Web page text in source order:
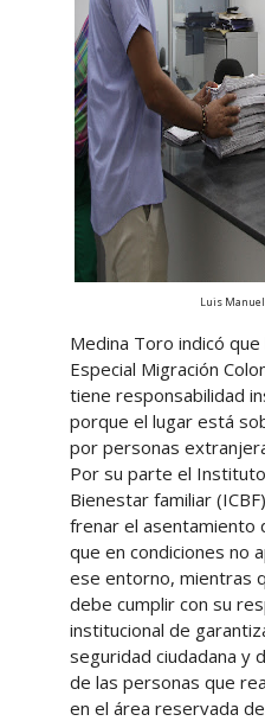
Luis
Medina Toro indicó
Especial Migración
tiene responsabilidad
porque el lugar está
por personas
Por su parte el
Bienestar familiar
frenar el asentamiento
que en condiciones no
ese entorno, mientras
debe cumplir con su
institucional de
seguridad ciudadana y
de las personas que
en el área reservada